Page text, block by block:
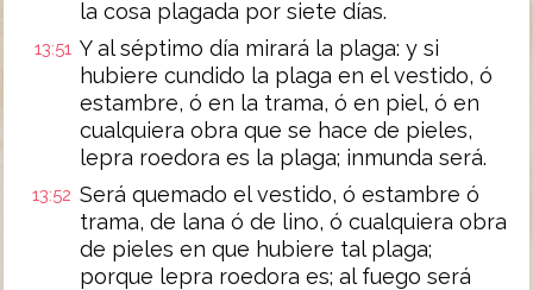
la cosa plagada por siete días.
13:51 Y al séptimo día mirará la plaga: y si
hubiere cundido la plaga en el vestido, ó
estambre, ó en la trama, ó en piel, ó en
cualquiera obra que se hace de pieles,
lepra roedora es la plaga; inmunda será.
13:52 Será quemado el vestido, ó estambre ó
trama, de lana ó de lino, ó cualquiera obra
de pieles en que hubiere tal plaga;
porque lepra roedora es; al fuego será